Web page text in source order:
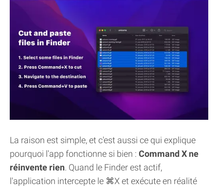
La raison est simple, et c'est aussi ce qui explique
pourquoi l'app fonctionne si bien : Command X ne
réinvente rien. Quand le Finder est actif,
l'application intercepte le ⌘X et exécute en réalité